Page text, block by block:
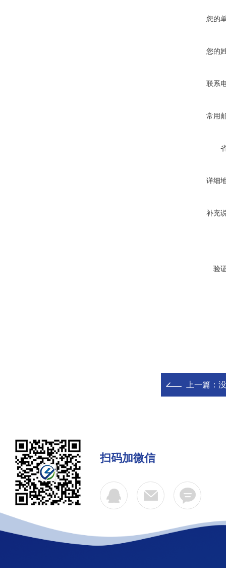
您的
您的
联系
常用
详细
补充
验
上一篇：
扫码加微信